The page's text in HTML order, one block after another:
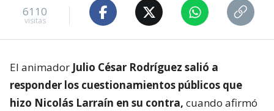
6110
visitas
El animador Julio César Rodríguez salió a
responder los cuestionamientos públicos que
hizo Nicolás Larraín en su contra, cuando afirmó